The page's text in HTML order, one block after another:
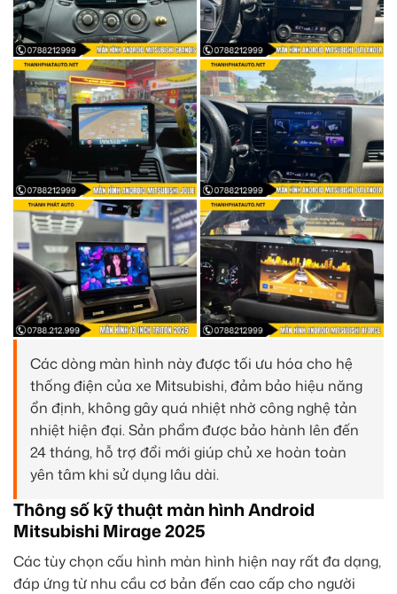
Các dòng màn hình này được tối ưu hóa cho hệ
thống điện của xe Mitsubishi, đảm bảo hiệu năng
ổn định, không gây quá nhiệt nhờ công nghệ tản
nhiệt hiện đại. Sản phẩm được bảo hành lên đến
24 tháng, hỗ trợ đổi mới giúp chủ xe hoàn toàn
yên tâm khi sử dụng lâu dài.
Thông số kỹ thuật màn hình Android
Mitsubishi Mirage 2025
Các tùy chọn cấu hình màn hình hiện nay rất đa dạng,
đáp ứng từ nhu cầu cơ bản đến cao cấp cho người